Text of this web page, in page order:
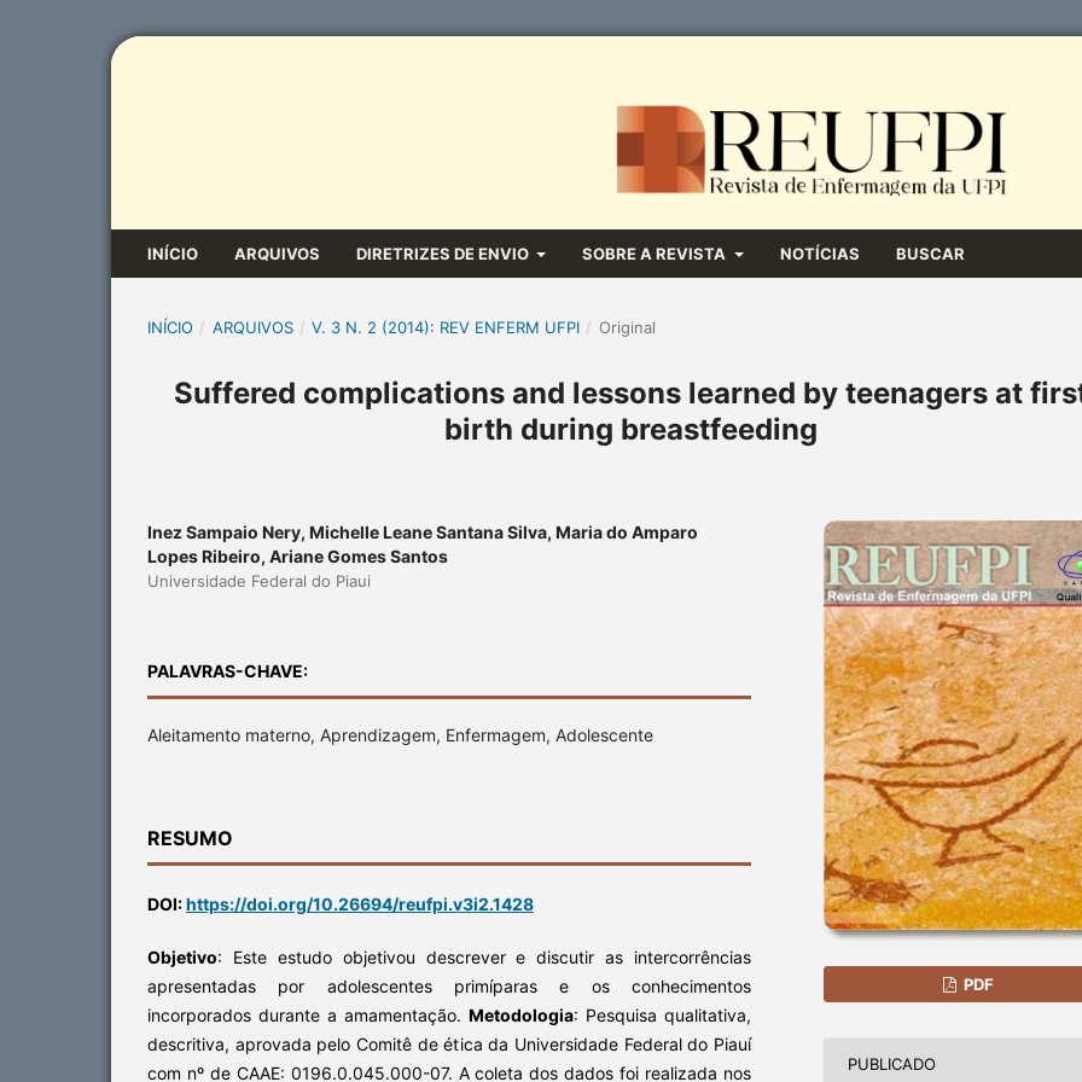
INÍCIO ARQUIVOS DIRETRIZES DE ENVIO SOBRE A REVISTA NOTÍCIAS BUSCAR
INÍCIO / ARQUIVOS / V. 3 N. 2 (2014): REV ENFERM UFPI / Original
Suffered complications and lessons learned by teenagers at
birth during breastfeeding
Inez Sampaio Nery, Michelle Leane Santana Silva, Maria do Amparo
Lopes Ribeiro, Ariane Gomes Santos
Universidade Federal do Piaui
PALAVRAS-CHAVE:
Aleitamento materno, Aprendizagem, Enfermagem, Adolescente
RESUMO
DOI:https://doi.org/10.26694/reufpi.v3i2.1428
Objetivo: Este estudo objetivou descrever e discutir as intercorrências
apresentadas por adolescentes primíparas e os conhecimentos
incorporados durante a amamentação. Metodologia: Pesquisa qualitativa,
descritiva, aprovada pelo Comitê de ética da Universidade Federal do Piauí
com nº de CAAE: 0196.0.045.000-07. A coleta dos dados foi realizada nos
PDF
PUBLICADO